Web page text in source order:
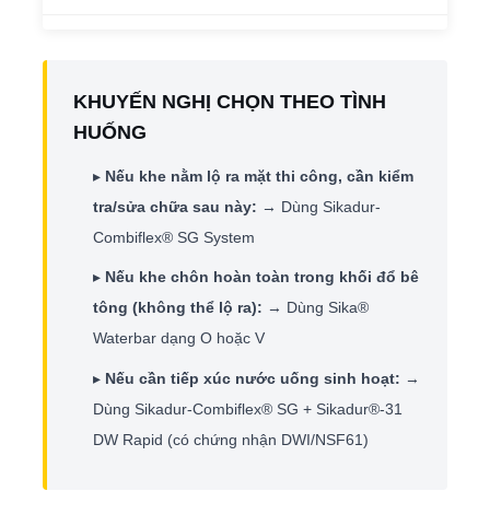
KHUYẾN NGHỊ CHỌN THEO TÌNH
HUỐNG
▸ Nếu khe nằm lộ ra mặt thi công, cần kiểm
tra/sửa chữa sau này: → Dùng Sikadur-
Combiflex® SG System
▸ Nếu khe chôn hoàn toàn trong khối đổ bê
tông (không thể lộ ra): → Dùng Sika®
Waterbar dạng O hoặc V
▸ Nếu cần tiếp xúc nước uống sinh hoạt: →
Dùng Sikadur-Combiflex® SG + Sikadur®-31
DW Rapid (có chứng nhận DWI/NSF61)